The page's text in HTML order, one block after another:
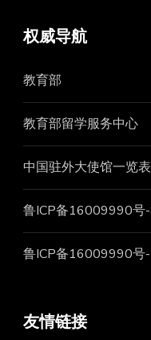
权威导航
教育部
教育部留学服务中心
中国驻外大使馆一览表
鲁ICP备16009990号
鲁ICP备16009990号
友情链接